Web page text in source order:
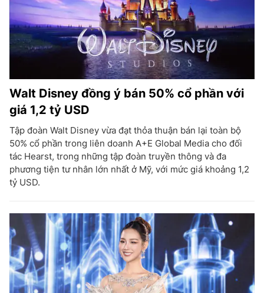
Walt Disney đồng ý bán 50% cổ phần với
giá 1,2 tỷ USD
Tập đoàn Walt Disney vừa đạt thỏa thuận bán lại toàn bộ
50% cổ phần trong liên doanh A+E Global Media cho đối
tác Hearst, trong những tập đoàn truyền thông và đa
phương tiện tư nhân lớn nhất ở Mỹ, với mức giá khoảng 1,2
tỷ USD.